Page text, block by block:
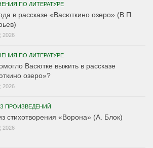
ПО ЛИТЕРАТУРЕ
в рассказе «Васюткино озеро» (В.П.
2026
ПО ЛИТЕРАТУРЕ
Васютке выжить в рассказе
озеро»?
2026
ПРОИЗВЕДЕНИЙ
стихотворения «Ворона» (А. Блок)
2026